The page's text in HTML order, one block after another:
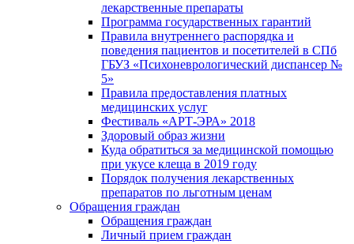
лекарственные препараты
Программа государственных гарантий
Правила внутреннего распорядка и
поведения пациентов и посетителей в СПб
ГБУЗ «Психоневрологический диспансер №
5»
Правила предоставления платных
медицинских услуг
Фестиваль «АРТ-ЭРА» 2018
Здоровый образ жизни
Куда обратиться за медицинской помощью
при укусе клеща в 2019 году
Порядок получения лекарственных
препаратов по льготным ценам
Обращения граждан
Обращения граждан
Личный прием граждан